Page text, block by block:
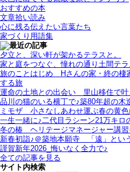
おすすめの本
文章拾い読み
心に残る伝えたい言葉たち
家づくり用語集
夕立と、深い軒が架かるテラスと。
家と庭をつなぐ、憧れの通り土間テ
旅のことはじめ＿Hさんの家・終の
する旅
運命の土地との出会い＿里山移住で叶
品川の猫のいる横丁で♪築80年超の木
ミモザ＿小さなしあわせ運ぶ春の黄色
一生一緒に♪二代目ラシーン21万キロ
冬の椿＿ヘリテージマネージャー講
新春初詣♪＠築地本願寺＿「遠」とい
謹賀新年2026_悔いなく全力で♪
全ての記事を見る
サイト内検索